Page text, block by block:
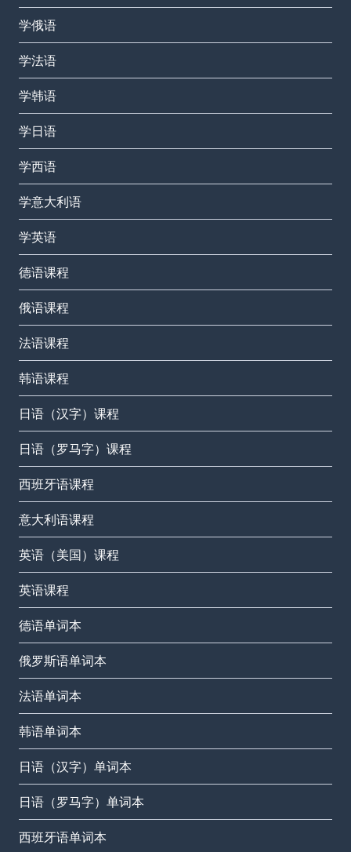
学俄语
学法语
学韩语
学日语
学西语
学意大利语
学英语
德语课程
俄语课程
法语课程
韩语课程
日语（汉字）课程
日语（罗马字）课程
西班牙语课程
意大利语课程
英语（美国）课程
英语课程
德语单词本
俄罗斯语单词本
法语单词本
韩语单词本
日语（汉字）单词本
日语（罗马字）单词本
西班牙语单词本